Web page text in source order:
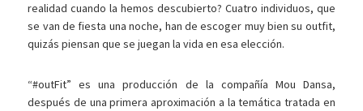
realidad cuando la hemos descubierto? Cuatro individuos, que
se van de fiesta una noche, han de escoger muy bien su outfit,
quizás piensan que se juegan la vida en esa elección.
“#outFit” es una producción de la compañía Mou Dansa,
después de una primera aproximación a la temática tratada en